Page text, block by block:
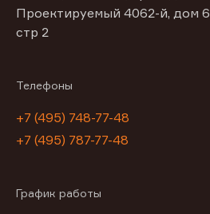
Проектируемый 4062-й, дом
стр 2
Телефоны
+7 (495) 748-77-48
+7 (495) 787-77-48
График работы